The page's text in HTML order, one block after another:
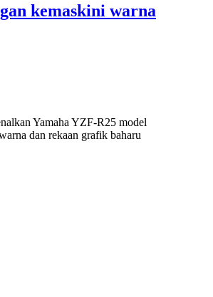
kemaskini warna
Yamaha YZF-R25 model
dan rekaan grafik baharu